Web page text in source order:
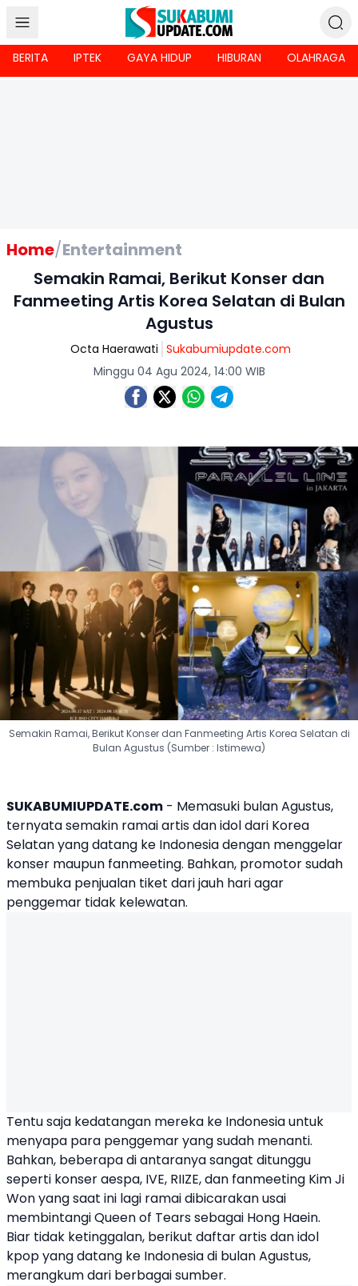
BERITA IPTEK GAYA HIDUP HIBURAN OLAHRAGA
Home/Entertainment
Semakin Ramai, Berikut Konser dan
Fanmeeting Artis Korea Selatan di Bulan
Agustus
Octa Haerawati Sukabumiupdate.com
Minggu 04 Agu 2024, 14:00 WIB
Semakin Ramai, Berikut Konser dan Fanmeeting Artis Korea Selatan di
Bulan Agustus (Sumber : Istimewa)
SUKABUMIUPDATE.com - Memasuki bulan Agustus,
ternyata semakin ramai artis dan idol dari Korea
Selatan yang datang ke Indonesia dengan menggelar
konser maupun fanmeeting. Bahkan, promotor sudah
membuka penjualan tiket dari jauh hari agar
penggemar tidak kelewatan.
Tentu saja kedatangan mereka ke Indonesia untuk
menyapa para penggemar yang sudah menanti.
Bahkan, beberapa di antaranya sangat ditunggu
seperti konser aespa, IVE, RIIZE, dan fanmeeting Kim Ji
Wonyang saat ini lagi ramai dibicarakan usai
membintangi Queen of Tears sebagai Hong Haein.
Biar tidak ketinggalan, berikut daftar artis dan idol
kpop yang datang ke Indonesia di bulan Agustus,
merangkum dari berbagai sumber.